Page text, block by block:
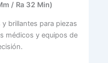
/ Ra 32 Μin)
brillantes para piezas
médicos y equipos de